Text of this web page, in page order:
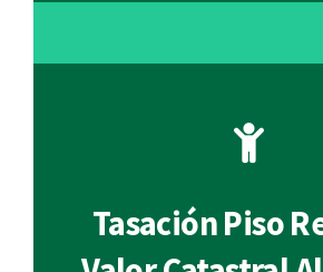
Tasación Piso